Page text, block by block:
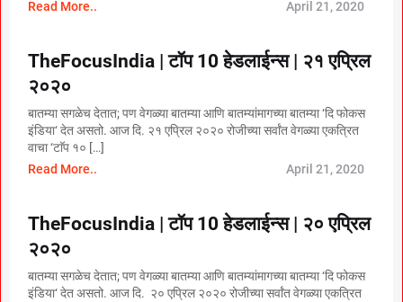
Read More.. April 21, 2020
TheFocusIndia | टॉप 10 हेडलाईन्स | २१ एप्रिल
२०२०
बातम्या सगळेच देतात; पण वेगळ्या बातम्या आणि बातम्यांमागच्या बातम्या ‘दि फोकस
इंडिया‘ देत असतो. आज दि. २१ एप्रिल २०२० रोजीच्या सर्वांत वेगळ्या एकत्रित
वाचा ‘टाॅप १० […]
Read More..
April 21, 2020
TheFocusIndia | टॉप 10 हेडलाईन्स | २० एप्रिल
२०२०
बातम्या सगळेच देतात; पण वेगळ्या बातम्या आणि बातम्यांमागच्या बातम्या ‘दि फोकस
इंडिया‘ देत असतो. आज दि. २० एप्रिल २०२० रोजीच्या सर्वांत वेगळ्या एकत्रित